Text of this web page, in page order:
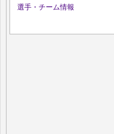
選手・チーム情報